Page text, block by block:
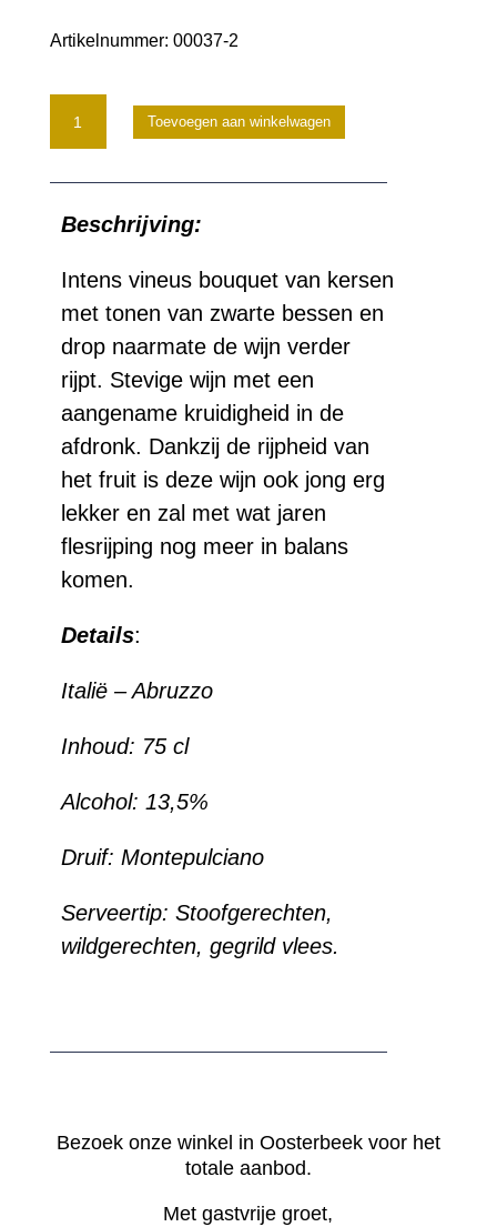
Artikelnummer: 00037-2
Fiamme
Montepulciano
DOC
Riserva
aantal
Toevoegen aan winkelwagen
Beschrijving:
Intens vineus bouquet van kersen
met tonen van zwarte bessen en
drop naarmate de wijn verder
rijpt. Stevige wijn met een
aangename kruidigheid in de
afdronk. Dankzij de rijpheid van
het fruit is deze wijn ook jong erg
lekker en zal met wat jaren
flesrijping nog meer in balans
komen.
Details:
Italië – Abruzzo
Inhoud: 75 cl
Alcohol: 13,5%
Druif: Montepulciano
Serveertip: Stoofgerechten,
wildgerechten, gegrild vlees.
Bezoek onze winkel in Oosterbeek voor het
totale aanbod.
Met gastvrije groet,